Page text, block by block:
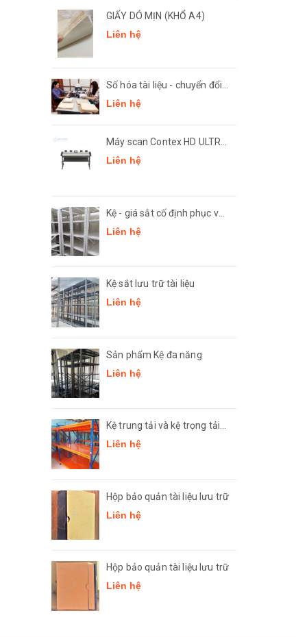
GIẤY DÓ MỊN (KHỔ A4)
Liên hệ
Số hóa tài liệu - chuyển đổi
số
Liên hệ
Máy scan Contex HD ULTRA
X 4250
Liên hệ
Kệ - giá sắt cố định phục vụ
công tác lưu trữ
Liên hệ
Kệ sắt lưu trữ tài liệu
Liên hệ
Sản phẩm Kệ đa năng
Liên hệ
Kệ trung tải và kệ trọng tải
nặng
Liên hệ
Hộp bảo quản tài liệu lưu trữ
Liên hệ
Hộp bảo quản tài liệu lưu trữ
Liên hệ